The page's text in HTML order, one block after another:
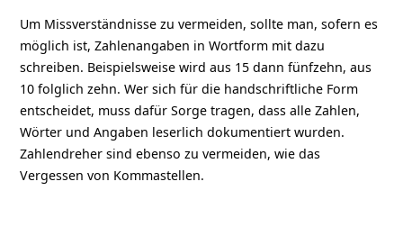
Um Missverständnisse zu vermeiden, sollte man, sofern es
möglich ist, Zahlenangaben in Wortform mit dazu
schreiben. Beispielsweise wird aus 15 dann fünfzehn, aus
10 folglich zehn. Wer sich für die handschriftliche Form
entscheidet, muss dafür Sorge tragen, dass alle Zahlen,
Wörter und Angaben leserlich dokumentiert wurden.
Zahlendreher sind ebenso zu vermeiden, wie das
Vergessen von Kommastellen.